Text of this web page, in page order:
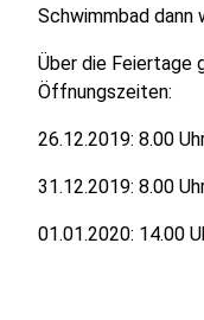
Schwimmbad dann
Über die Feiertage
Öffnungszeiten:
26.12.2019: 8.00
31.12.2019: 8.00
01.01.2020: 14.00